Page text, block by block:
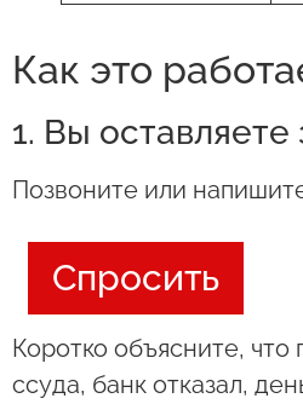
Как это
1. Вы оставляете
Позвоните или
Спросить
Коротко объясните,
ссуда, банк отказал,